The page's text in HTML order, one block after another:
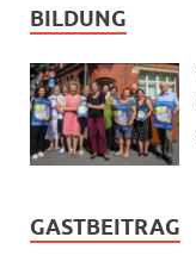
BILDUNG
GASTBEITRAG